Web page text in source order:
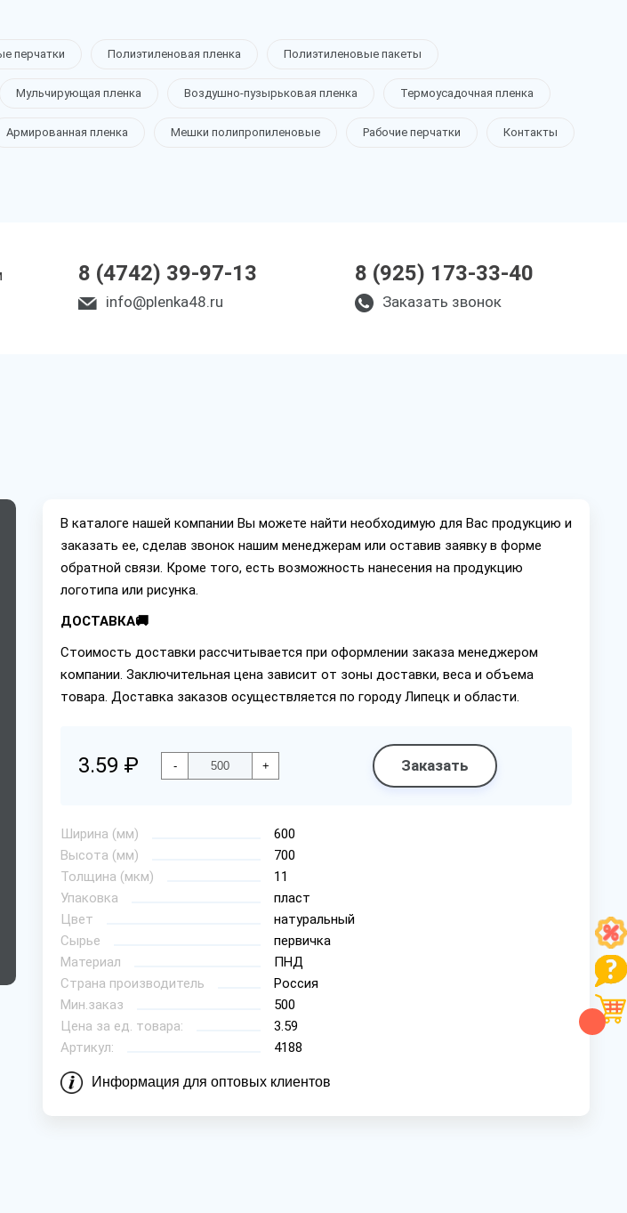
перчатки Полиэтиленовая пленка Полиэтиленовые пакеты
Мульчирующая пленка Воздушно-пузырьковая пленка Термоусадочная пленка
Армированная пленка Мешки полипропиленовые Рабочие перчатки Контакты
8 (4742) 39-97-13
info@plenka48.ru
8 (925) 173-33-40
Заказать звонок
В каталоге нашей компании Вы можете найти необходимую для Вас продукцию и
заказать ее, сделав звонок нашим менеджерам или оставив заявку в форме
обратной связи. Кроме того, есть возможность нанесения на продукцию
логотипа или рисунка.
ДОСТАВКА🚚
Стоимость доставки рассчитывается при оформлении заказа менеджером
компании. Заключительная цена зависит от зоны доставки, веса и объема
товара. Доставка заказов осуществляется по городу Липецк и области.
3.59 ₽ - + Заказать
Ширина (мм)
600
Высота (мм)
700
Толщина (мкм)
11
Упаковка
пласт
Цвет
натуральный
Сырье
первичка
Материал
ПНД
Страна производитель
Россия
Мин.заказ
500
Цена за ед. товара:
3.59
Артикул:
4188
Информация для оптовых клиентов